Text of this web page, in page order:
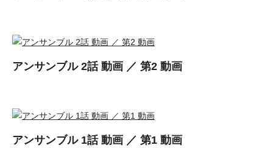
アンサンブル 2話 動画 ／ 第2 動画
アンサンブル 1話 動画 ／ 第1 動画